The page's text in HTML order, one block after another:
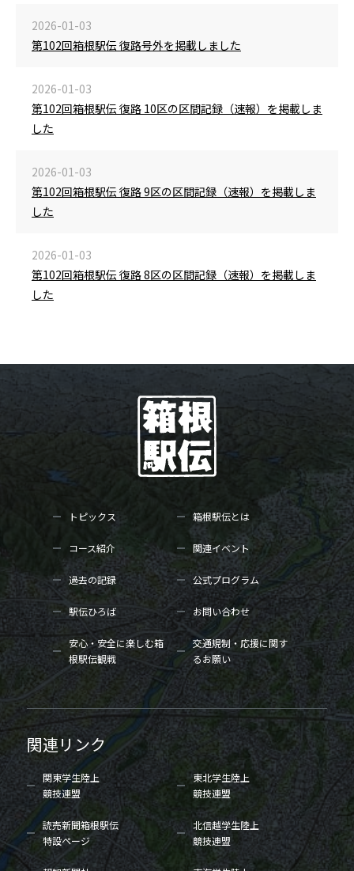
2026-01-03
第102回箱根駅伝 復路号外を掲載しました
2026-01-03
第102回箱根駅伝 復路 10区の区間記録（速報）を掲載しま
した
2026-01-03
第102回箱根駅伝 復路 9区の区間記録（速報）を掲載しま
した
2026-01-03
第102回箱根駅伝 復路 8区の区間記録（速報）を掲載しま
した
トピックス 箱根駅伝とは
コース紹介 関連イベント
過去の記録 公式プログラム
駅伝ひろば お問い合わせ
安心・安全に楽しむ箱
根駅伝観戦
交通規制・応援に関す
るお願い
関連リンク
関東学生陸上
競技連盟
東北学生陸上
競技連盟
読売新聞箱根駅伝
特設ページ
北信越学生陸上
競技連盟